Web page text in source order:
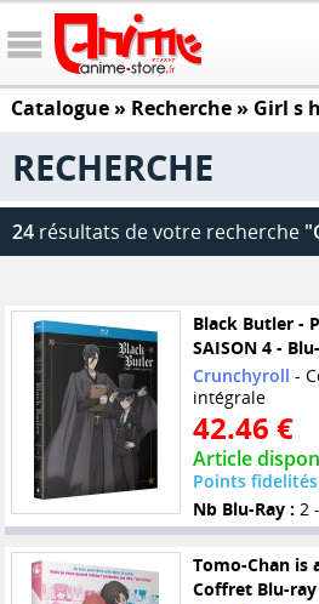
Catalogue» Recherche » Girl s
RECHERCHE
24 résultats de votre recherche
Black Butler -
SAISON 4 -
Crunchyroll -
intégrale
42.46 €
Article
Points fidelités
Nb Blu-Ray : 2 -
Tomo-Chan is
Coffret Blu-ray